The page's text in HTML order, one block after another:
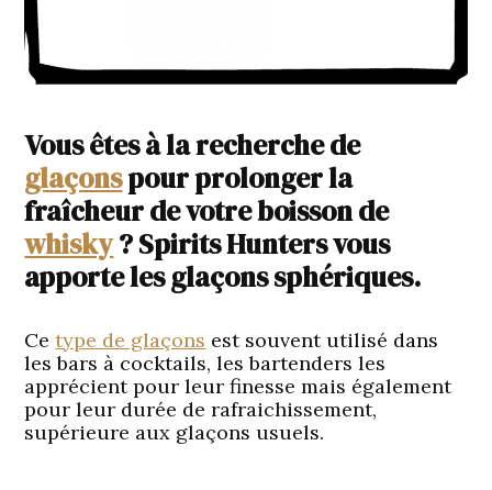
Vous êtes à la recherche de
glaçonspour prolonger la
fraîcheur de votre boisson de
whisky? Spirits Hunters vous
apporte les glaçons sphériques.
Cetype de glaçons est souvent utilisé dans
les bars à cocktails, les bartenders les
apprécient pour leur finesse mais également
pour leur durée de rafraichissement,
supérieure aux glaçons usuels.